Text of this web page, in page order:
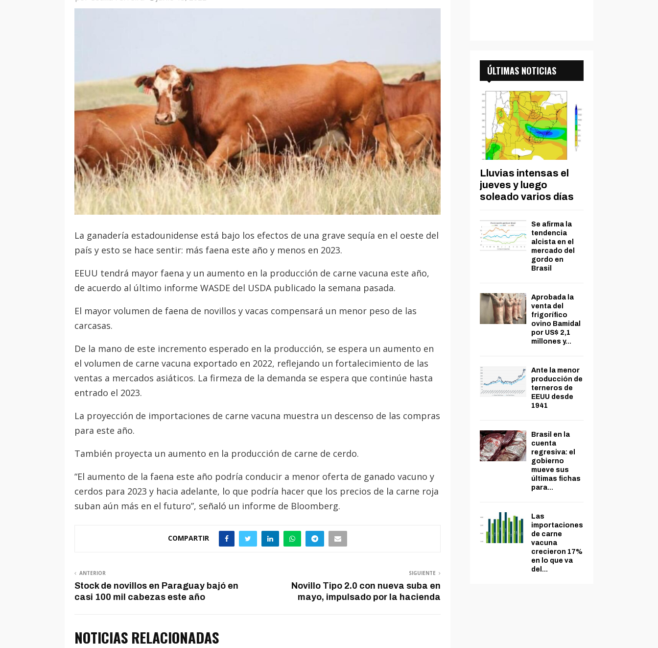
La ganadería estadounidense está bajo los efectos de una grave sequía en el oeste del
país y esto se hace sentir: más faena este año y menos en 2023.
EEUU tendrá mayor faena y un aumento en la producción de carne vacuna este año,
de acuerdo al último informe WASDE del USDA publicado la semana pasada.
El mayor volumen de faena de novillos y vacas compensará un menor peso de las
carcasas.
De la mano de este incremento esperado en la producción, se espera un aumento en
el volumen de carne vacuna exportado en 2022, reflejando un fortalecimiento de las
ventas a mercados asiáticos. La firmeza de la demanda se espera que continúe hasta
entrado el 2023.
La proyección de importaciones de carne vacuna muestra un descenso de las compras
para este año.
También proyecta un aumento en la producción de carne de cerdo.
“El aumento de la faena este año podría conducir a menor oferta de ganado vacuno y
cerdos para 2023 y hacia adelante, lo que podría hacer que los precios de la carne roja
suban aún más en el futuro”, señaló un informe de Bloomberg.
COMPARTIR
ANTERIOR
Stock de novillos en Paraguay bajó en
casi 100 mil cabezas este año
SIGUIENTE
Novillo Tipo 2.0 con nueva suba en
mayo, impulsado por la hacienda
NOTICIAS RELACIONADAS
ÚLTIMAS NOTICIAS
Lluvias intensas el
jueves y luego
soleado varios días
Se afirma la
tendencia
alcista en el
mercado del
gordo en
Brasil
Aprobada la
venta del
frigorífico
ovino Bamidal
por US$ 2,1
millones y...
Ante la menor
producción de
terneros de
EEUU desde
1941
Brasil en la
cuenta
regresiva: el
gobierno
mueve sus
últimas fichas
para...
Las
importaciones
de carne
vacuna
crecieron 17%
en lo que va
del...